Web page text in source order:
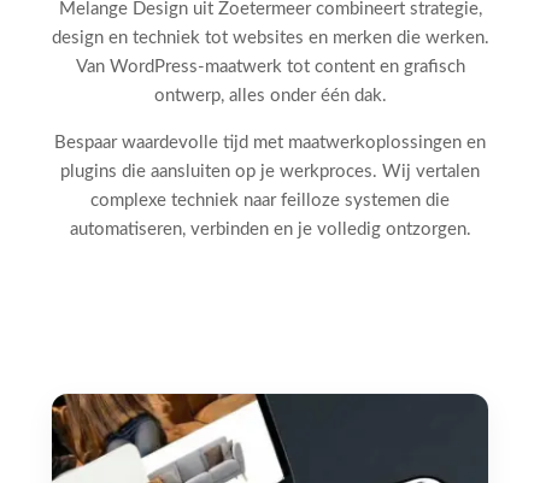
Melange Design uit Zoetermeer combineert strategie,
design en techniek tot websites en merken die werken.
Van WordPress-maatwerk tot content en grafisch
ontwerp, alles onder één dak.
Bespaar waardevolle tijd met maatwerkoplossingen en
plugins die aansluiten op je werkproces. Wij vertalen
complexe techniek naar feilloze systemen die
automatiseren, verbinden en je volledig ontzorgen.